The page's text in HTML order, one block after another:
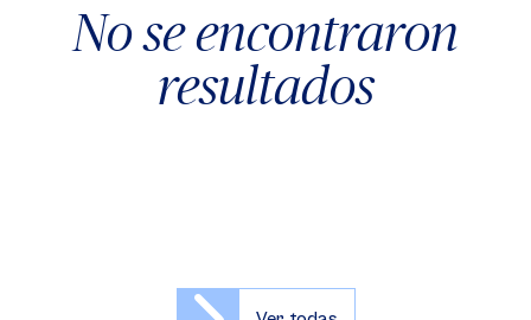
No se encontraron
resultados